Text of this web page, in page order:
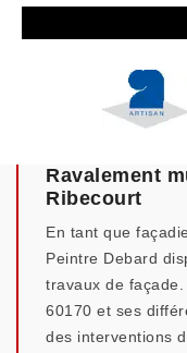
Ravalement
Ribecourt
En tant que
Peintre Debard
travaux de
60170 et ses
des interventions